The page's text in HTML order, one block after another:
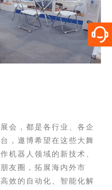
会，都是各行业、各企
，遨博希望在这些大舞
机器人领域的新技术、
友圈，拓展海内外市
效的自动化、智能化解